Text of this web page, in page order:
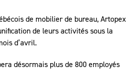
de mobilier de bureau, Artopex
de leurs activités sous la
d’avril.
désormais plus de 800 employés